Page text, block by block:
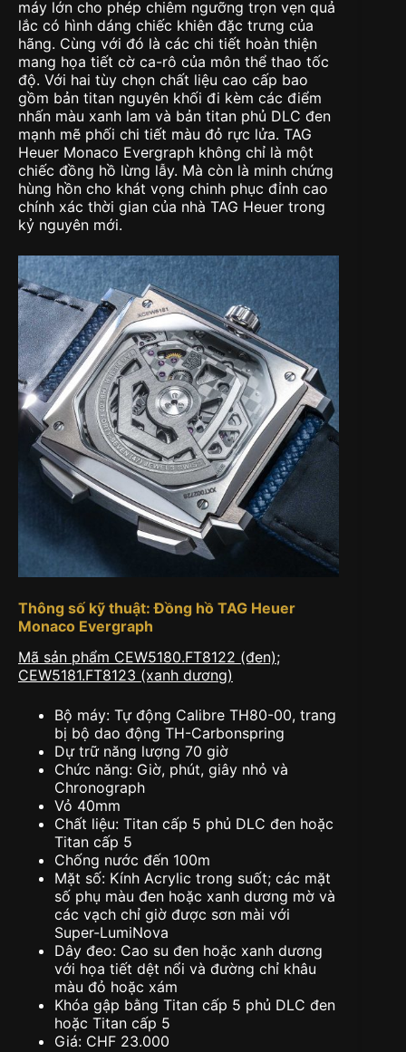
máy lớn cho phép chiêm ngưỡng trọn vẹn quả
lắc có hình dáng chiếc khiên đặc trưng của
hãng. Cùng với đó là các chi tiết hoàn thiện
mang họa tiết cờ ca-rô của môn thể thao tốc
độ. Với hai tùy chọn chất liệu cao cấp bao
gồm bản titan nguyên khối đi kèm các điểm
nhấn màu xanh lam và bản titan phủ DLC đen
mạnh mẽ phối chi tiết màu đỏ rực lửa. TAG
Heuer Monaco Evergraph không chỉ là một
chiếc đồng hồ lừng lẫy. Mà còn là minh chứng
hùng hồn cho khát vọng chinh phục đỉnh cao
chính xác thời gian của nhà TAG Heuer trong
kỷ nguyên mới.
Thông số kỹ thuật: Đồng hồ TAG Heuer
Monaco Evergraph
Mã sản phẩm CEW5180.FT8122 (đen);
CEW5181.FT8123 (xanh dương)
Bộ máy: Tự động Calibre TH80-00, trang
bị bộ dao động TH-Carbonspring
Dự trữ năng lượng 70 giờ
Chức năng: Giờ, phút, giây nhỏ và
Chronograph
Vỏ 40mm
Chất liệu: Titan cấp 5 phủ DLC đen hoặc
Titan cấp 5
Chống nước đến 100m
Mặt số: Kính Acrylic trong suốt; các mặt
số phụ màu đen hoặc xanh dương mờ và
các vạch chỉ giờ được sơn mài với
Super-LumiNova
Dây đeo: Cao su đen hoặc xanh dương
với họa tiết dệt nổi và đường chỉ khâu
màu đỏ hoặc xám
Khóa gập bằng Titan cấp 5 phủ DLC đen
hoặc Titan cấp 5
Giá: CHF 23.000